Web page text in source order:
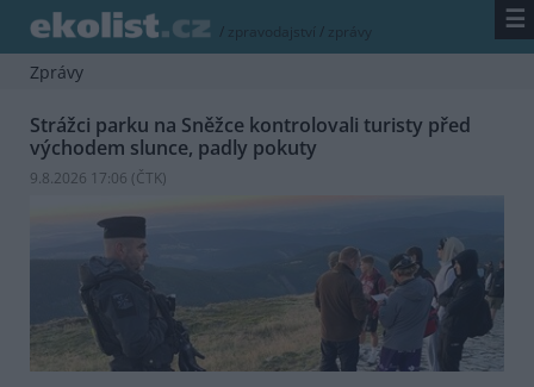
/ zpravodajství / zprávy ☰
Zprávy
Strážci parku na Sněžce kontrolovali turisty před
východem slunce, padly pokuty
9.8.2026 17:06 (ČTK)